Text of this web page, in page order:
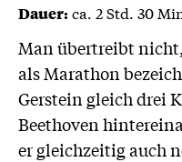
Dauer:ca. 2 Std. 30
Man übertreibt
als Marathon
Gerstein gleich drei
Beethoven
er gleichzeitig auch